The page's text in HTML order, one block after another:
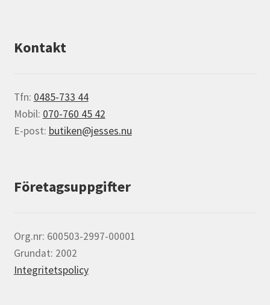
Kontakt
Tfn: 0485-733 44
Mobil: 070-760 45 42
E-post: butiken@jesses.nu
Företagsuppgifter
Org.nr: 600503-2997-00001
Grundat: 2002
Integritetspolicy